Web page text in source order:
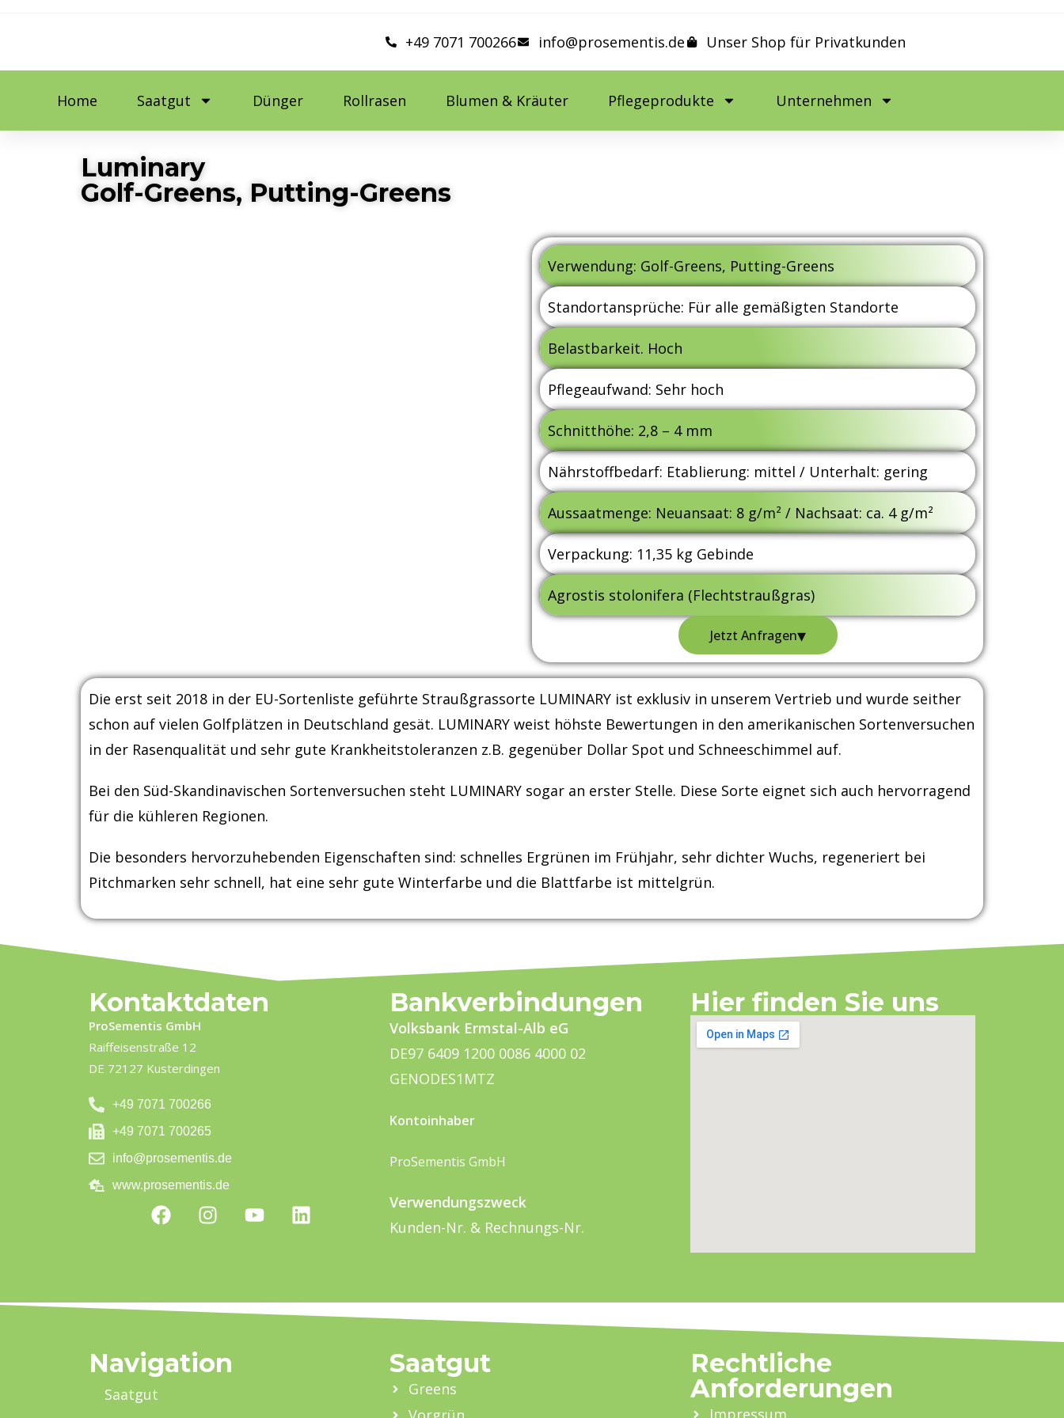
+49 7071 700266 info@prosementis.de Unser Shop für Privatkunden
Home Saatgut Dünger Rollrasen Blumen & Kräuter Pflegeprodukte Unternehmen
Luminary
Golf-Greens, Putting-Greens
Verwendung: Golf-Greens, Putting-Greens
Standortansprüche: Für alle gemäßigten Standorte
Belastbarkeit. Hoch
Pflegeaufwand: Sehr hoch
Schnitthöhe: 2,8 – 4 mm
Nährstoffbedarf: Etablierung: mittel / Unterhalt: gering
Aussaatmenge: Neuansaat: 8 g/m² / Nachsaat: ca. 4 g/m²
Verpackung: 11,35 kg Gebinde
Agrostis stolonifera (Flechtstraußgras)
Jetzt Anfragen▾
Die erst seit 2018 in der EU-Sortenliste geführte Straußgrassorte LUMINARY ist exklusiv in unserem Vertrieb und wurde seither
schon auf vielen Golfplätzen in Deutschland gesät. LUMINARY weist höhste Bewertungen in den amerikanischen Sortenversuchen
in der Rasenqualität und sehr gute Krankheitstoleranzen z.B. gegenüber Dollar Spot und Schneeschimmel auf.
Bei den Süd-Skandinavischen Sortenversuchen steht LUMINARY sogar an erster Stelle. Diese Sorte eignet sich auch hervorragend
für die kühleren Regionen.
Die besonders hervorzuhebenden Eigenschaften sind: schnelles Ergrünen im Frühjahr, sehr dichter Wuchs, regeneriert bei
Pitchmarken sehr schnell, hat eine sehr gute Winterfarbe und die Blattfarbe ist mittelgrün.
Kontaktdaten
ProSementis GmbH
Raiffeisenstraße 12
DE 72127 Kusterdingen
+49 7071 700266
+49 7071 700265
info@prosementis.de
www.prosementis.de
Bankverbindungen
Volksbank Ermstal-Alb eG
DE97 6409 1200 0086 4000 02
GENODES1MTZ
Kontoinhaber
ProSementis GmbH
Verwendungszweck
Kunden-Nr. & Rechnungs-Nr.
Hier finden Sie uns
Navigation
Saatgut
Saatgut
Greens
Rechtliche
Anforderungen
Impressum